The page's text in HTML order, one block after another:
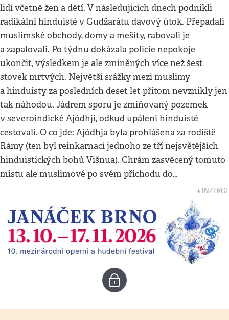
lidí včetně žen a dětí. V následujících dnech podnikli
radikální hinduisté v Gudžarátu davový útok. Přepadali
muslimské obchody, domy a mešity, rabovali je
a zapalovali. Po týdnu dokázala policie nepokoje
ukončit, výsledkem je ale zmíněných více než šest
stovek mrtvých. Největší srážky mezi muslimy
a hinduisty za posledních deset let přitom nevznikly jen
tak náhodou. Jádrem sporu je zmiňovaný pozemek
v severoindické Ajódhji, odkud upálení hinduisté
cestovali. O co jde: Ajódhja byla prohlášena za rodiště
Rámy (ten byl reinkarnací jednoho ze tří nejsvětějších
hinduistických bohů Višnua). Chrám zasvěcený tomuto
místu ale muslimové po svém příchodu do…
↓ INZERCE